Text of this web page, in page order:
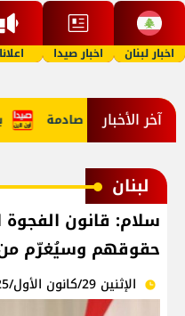
اخبار لبنان اخبار صيدا
آخر الأخبار
واعترافاتٌ صادمة
لبنان
سلام: قانون الفجوة
حقوقهم وسيُغرّم من
الإثنين 29/كانون الأول/2025 - 06:32 م